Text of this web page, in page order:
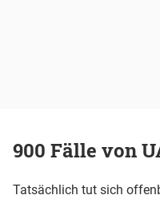
900 Fälle von
Tatsächlich tut sich